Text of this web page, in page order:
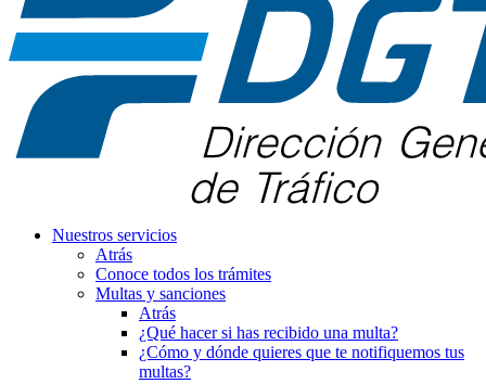
Nuestros servicios
Atrás
Conoce todos los trámites
Multas y sanciones
Atrás
¿Qué hacer si has recibido una multa?
¿Cómo y dónde quieres que te notifiquemos tus
multas?